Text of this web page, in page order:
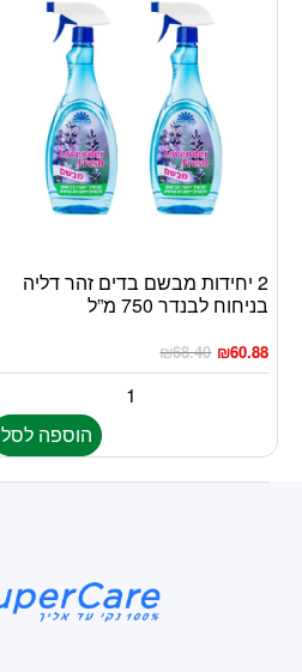
2 יחידות מבשם בדים זהר דליה
בניחוח לבנדר 750 מ”ל
₪68.40 ₪60.88
הוספה לסל